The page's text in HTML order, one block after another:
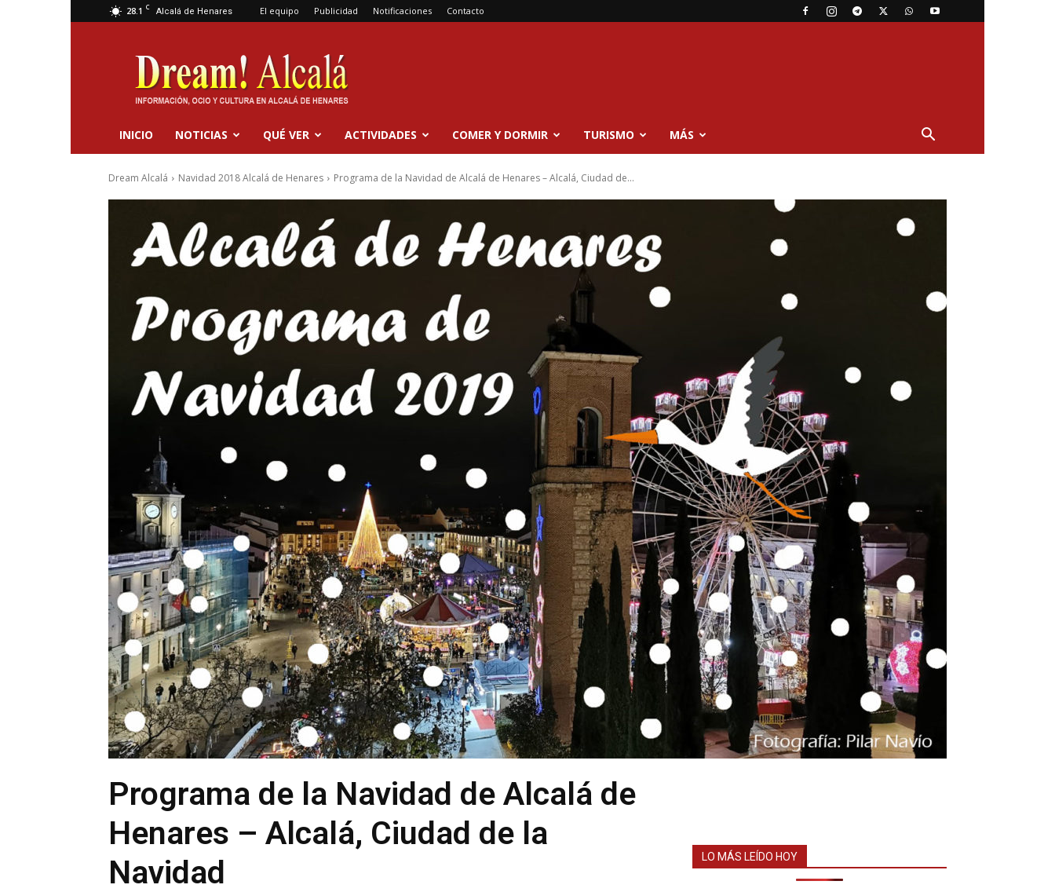
28.1 C Alcalá de Henares El equipo Publicidad Notificaciones Contacto
Dream
Alcalá
INICIO NOTICIAS QUÉ VER ACTIVIDADES COMER Y DORMIR TURISMO MÁS
Dream Alcalá Navidad 2018 Alcalá de Henares Programa de la Navidad de Alcalá de Henares – Alcalá, Ciudad de...
Programa de la Navidad de Alcalá de
Henares – Alcalá, Ciudad de la
Navidad
LO MÁS LEÍDO HOY